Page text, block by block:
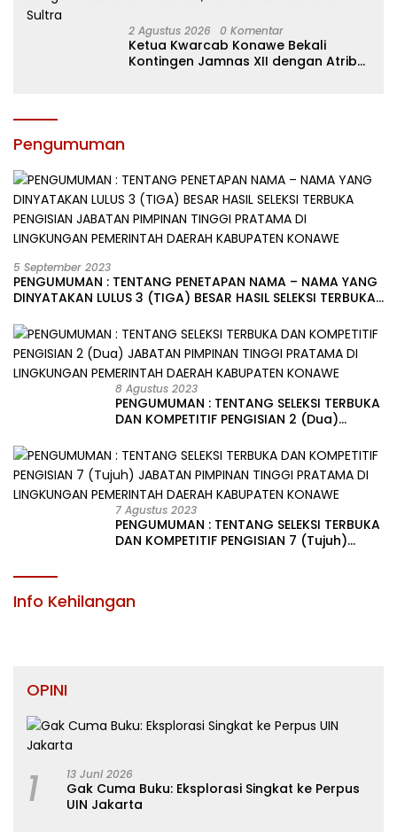
2 Agustus 2026 0 Komentar
Ketua Kwarcab Konawe Bekali
Kontingen Jamnas XII dengan Atribut
Pengumuman
5 September 2023
PENGUMUMAN : TENTANG PENETAPAN NAMA – NAMA YANG
DINYATAKAN LULUS 3 (TIGA) BESAR HASIL SELEKSI TERBUKA
LINGKUNGAN PEMERINTAH DAERAH KABUPATEN KONAWE
8 Agustus 2023
PENGUMUMAN : TENTANG SELEKSI TERBUKA
DAN KOMPETITIF PENGISIAN 2 (Dua)
LINGKUNGAN PEMERINTAH DAERAH
KABUPATEN KONAWE
7 Agustus 2023
PENGUMUMAN : TENTANG SELEKSI TERBUKA
DAN KOMPETITIF PENGISIAN 7 (Tujuh)
Info Kehilangan
OPINI
1 13 Juni 2026
Gak Cuma Buku: Eksplorasi Singkat ke Perpus
UIN Jakarta